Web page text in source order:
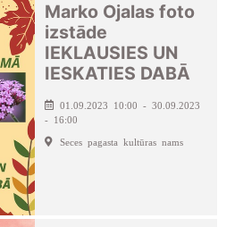
Marko Ojalas foto
izstāde
IEKLAUSIES UN
IESKATIES DABĀ
01.09.2023 10:00 - 30.09.2023
- 16:00
Seces pagasta kultūras nams